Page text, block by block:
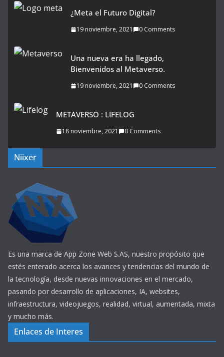
¿Meta el Futuro Digital?
19 noviembre, 2021 0 Comments
Una nueva era ha llegado,
Bienvenidos al Metaverso.
19 noviembre, 2021 0 Comments
METAVERSO : LIFELOG
18 noviembre, 2021 0 Comments
Niixer
Es una marca de App Zone Web S.AS, nuestro propósito que
estés enterado acerca los avances y tendencias del mundo de
la tecnología, desde nuevas innovaciones en el mercado,
pasando por desarrollo de aplicaciones, IA, websites,
infraestructura, videojuegos, realidad, virtual, aumentada, mixta
y mucho más.
Enlaces de Interes